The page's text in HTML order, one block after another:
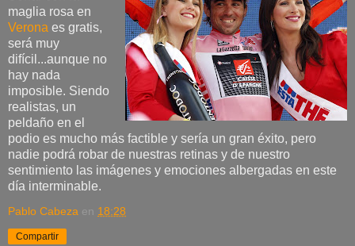
maglia rosa en
Verona es gratis,
será muy
difícil...aunque no
hay nada
imposible. Siendo
realistas, un
peldaño en el
podio es mucho más factible y sería un gran éxito, pero
nadie podrá robar de nuestras retinas y de nuestro
sentimiento las imágenes y emociones albergadas en este
día interminable.
Pablo Cabeza en 18:28
Compartir